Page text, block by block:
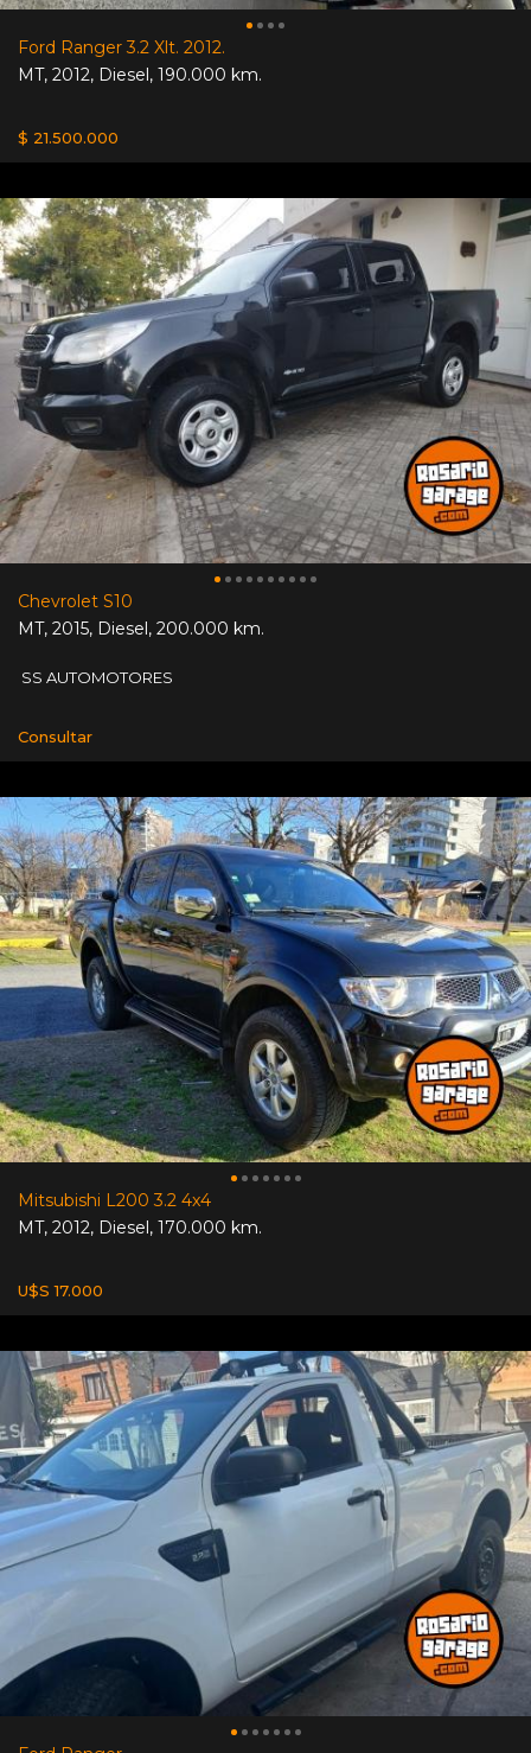
Ford Ranger 3.2 Xlt. 2012.
MT, 2012, Diesel, 190.000 km.
$ 21.500.000
Chevrolet S10
MT, 2015, Diesel, 200.000 km.
SS AUTOMOTORES
Consultar
Mitsubishi L200 3.2 4x4
MT, 2012, Diesel, 170.000 km.
U$S 17.000